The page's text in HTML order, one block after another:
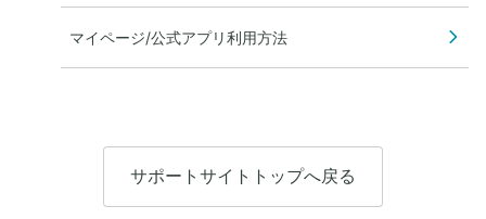
マイページ/公式アプリ利用方法
サポートサイトトップへ戻る